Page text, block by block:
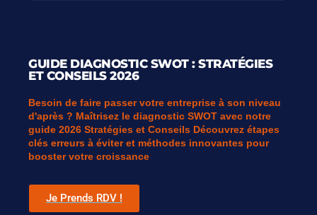
GUIDE DIAGNOSTIC SWOT : STRATÉGIES
ET CONSEILS 2026
Besoin de faire passer votre entreprise à son niveau
d'après ? Maîtrisez le diagnostic SWOT avec notre
guide 2026 Stratégies et Conseils Découvrez étapes
clés erreurs à éviter et méthodes innovantes pour
booster votre croissance
Je Prends RDV !